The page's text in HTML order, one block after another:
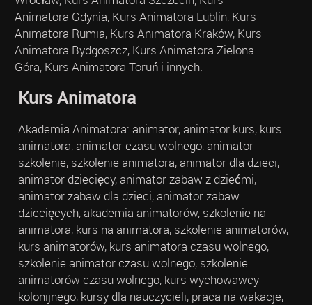
Animatora Gdynia, Kurs Animatora Lublin, Kurs
Animatora Rumia, Kurs Animatora Kraków, Kurs
Animatora Bydgoszcz, Kurs Animatora Zielona
Góra, Kurs Animatora Toruń i innych.
Kurs Animatora
Akademia Animatora: animator, animator kurs, kurs
animatora, animator czasu wolnego, animator
szkolenie, szkolenie animatora, animator dla dzieci,
animator dziecięcy, animator zabaw z dziećmi,
animator zabaw dla dzieci, animator zabaw
dziecięcych, akademia animatorów, szkolenie na
animatora, kurs na animatora, szkolenie animatorów,
kurs animatorów, kurs animatora czasu wolnego,
szkolenie animator czasu wolnego, szkolenie
animatorów czasu wolnego, kurs wychowawcy
kolonijnego, kursy dla nauczycieli, praca na wakacje,